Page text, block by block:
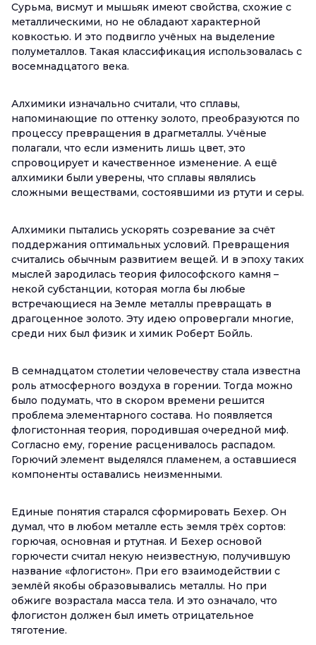
Сурьма, висмут и мышьяк имеют свойства, схожие с
металлическими, но не обладают характерной
ковкостью. И это подвигло учёных на выделение
полуметаллов. Такая классификация использовалась с
восемнадцатого века.
Алхимики изначально считали, что сплавы,
напоминающие по оттенку золото, преобразуются по
процессу превращения в драгметаллы. Учёные
полагали, что если изменить лишь цвет, это
спровоцирует и качественное изменение. А ещё
алхимики были уверены, что сплавы являлись
сложными веществами, состоявшими из ртути и серы.
Алхимики пытались ускорять созревание за счёт
поддержания оптимальных условий. Превращения
считались обычным развитием вещей. И в эпоху таких
мыслей зародилась теория философского камня –
некой субстанции, которая могла бы любые
встречающиеся на Земле металлы превращать в
драгоценное золото. Эту идею опровергали многие,
среди них был физик и химик Роберт Бойль.
В семнадцатом столетии человечеству стала известна
роль атмосферного воздуха в горении. Тогда можно
было подумать, что в скором времени решится
проблема элементарного состава. Но появляется
флогистонная теория, породившая очередной миф.
Согласно ему, горение расценивалось распадом.
Горючий элемент выделялся пламенем, а оставшиеся
компоненты оставались неизменными.
Единые понятия старался сформировать Бехер. Он
думал, что в любом металле есть земля трёх сортов:
горючая, основная и ртутная. И Бехер основой
горючести считал некую неизвестную, получившую
название «флогистон». При его взаимодействии с
землёй якобы образовывались металлы. Но при
обжиге возрастала масса тела. И это означало, что
флогистон должен был иметь отрицательное
тяготение.